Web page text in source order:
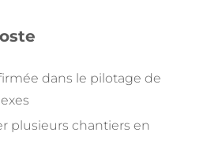
dans le pilotage de
plusieurs chantiers en